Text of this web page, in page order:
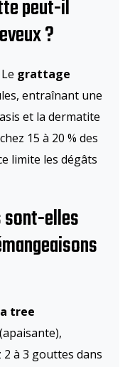
peut-il
?
grattage
entraînant une
et la dermatite
15 à 20 % des
limite les dégâts
sont-elles
tree
(apaisante),
à 3 gouttes dans